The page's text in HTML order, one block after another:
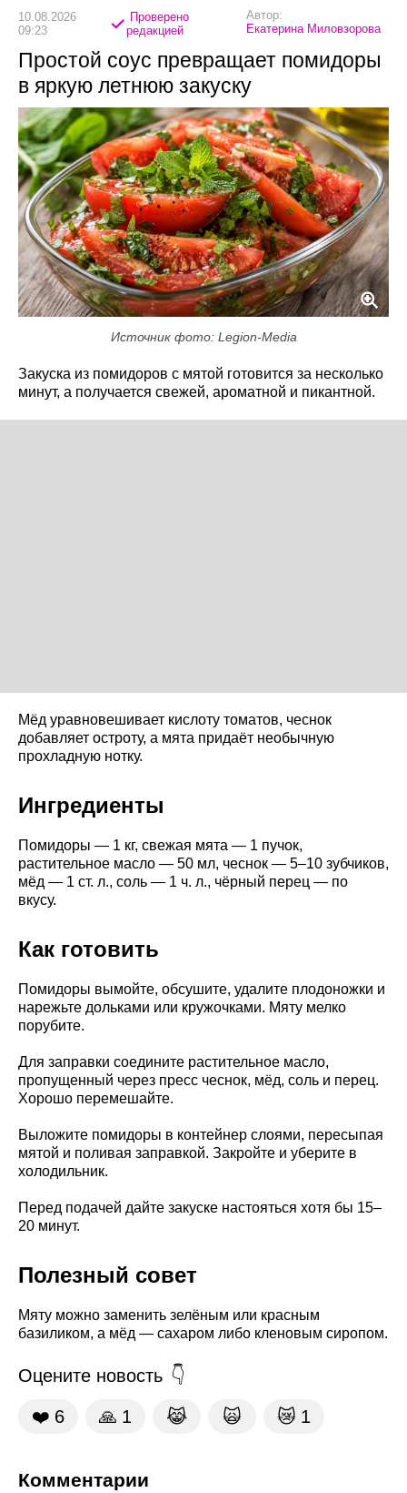
10.08.2026
09:23
Проверено
редакцией
Автор:
Екатерина Миловзорова
Простой соус превращает помидоры
в яркую летнюю закуску
Источник фото: Legion-Media
Закуска из помидоров с мятой готовится за несколько
минут, а получается свежей, ароматной и пикантной.
Мёд уравновешивает кислоту томатов, чеснок
добавляет остроту, а мята придаёт необычную
прохладную нотку.
Ингредиенты
Помидоры — 1 кг, свежая мята — 1 пучок,
растительное масло — 50 мл, чеснок — 5–10 зубчиков,
мёд — 1 ст. л., соль — 1 ч. л., чёрный перец — по
вкусу.
Как готовить
Помидоры вымойте, обсушите, удалите плодоножки и
нарежьте дольками или кружочками. Мяту мелко
порубите.
Для заправки соедините растительное масло,
пропущенный через пресс чеснок, мёд, соль и перец.
Хорошо перемешайте.
Выложите помидоры в контейнер слоями, пересыпая
мятой и поливая заправкой. Закройте и уберите в
холодильник.
Перед подачей дайте закуске настояться хотя бы 15–
20 минут.
Полезный совет
Мяту можно заменить зелёным или красным
базиликом, а мёд — сахаром либо кленовым сиропом.
Оцените новость
❤️ 6 🙏 1 😹 🙀 😿 1
Комментарии